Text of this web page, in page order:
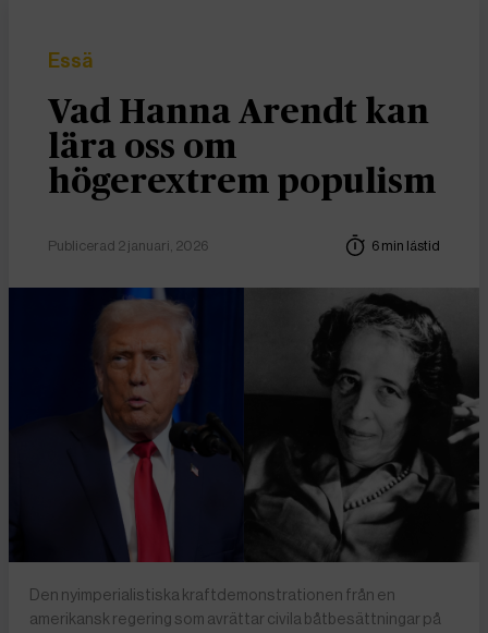
Essä
Vad Hanna Arendt kan
lära oss om
högerextrem populism
Publicerad 2 januari, 2026 6 min lästid
Den nyimperialistiska kraftdemonstrationen från en
amerikansk regering som avrättar civila båtbesättningar på